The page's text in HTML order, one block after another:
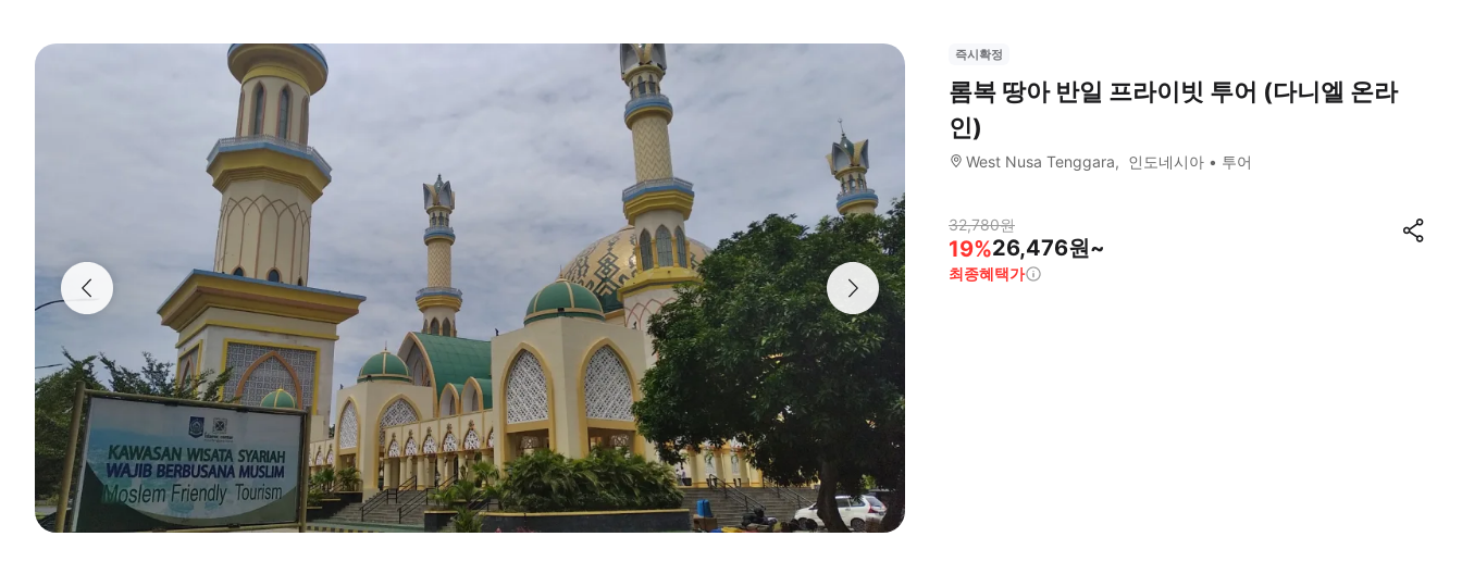
즉시확정
롬복 땅아 반일 프라이빗 투어 (다니엘 온라
인)
West Nusa Tenggara 인도네시아 투어
32,780원
19%26,476원~
최종혜택가